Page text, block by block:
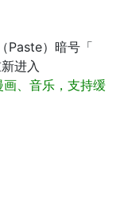
Paste）暗号「
进入
、音乐，支持缓